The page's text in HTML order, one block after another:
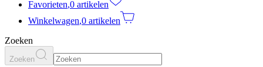
Favorieten,0 artikelen
Winkelwagen,0 artikelen
Zoeken
Zoeken